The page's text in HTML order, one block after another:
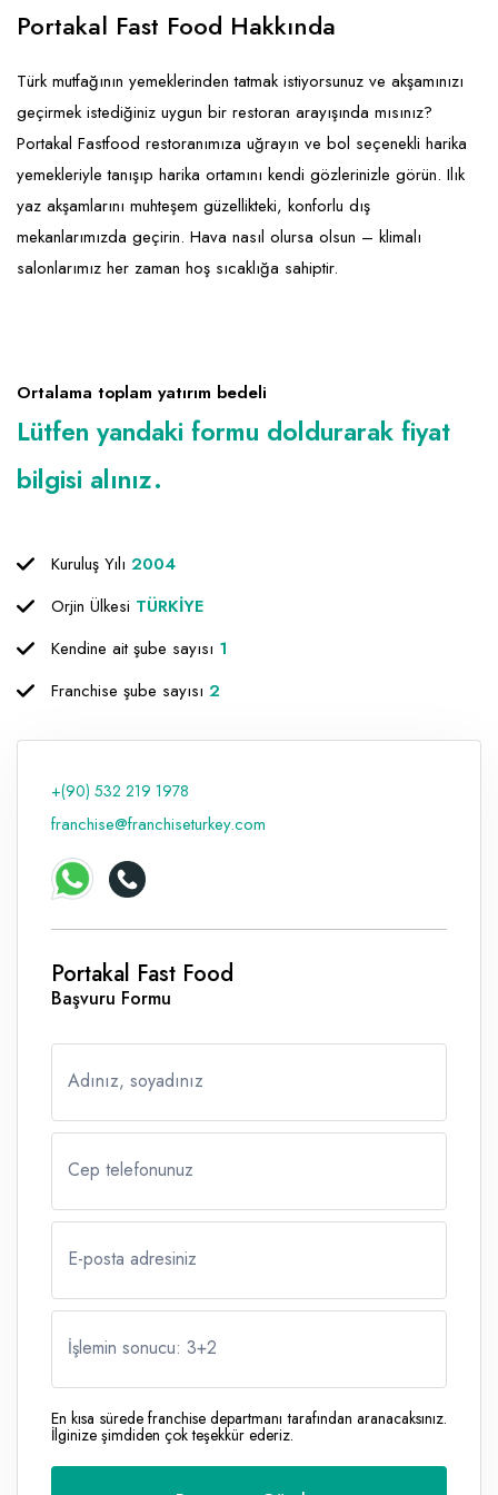
Sağlık Güzellik
Turizm - Eğlence
Mobilya ve Ev Tekstili
Oyuncak ve Hediyelik
Takı
Yapı Malzemesi - Hırdavat
Gıda ve Sarf Malzemeleri
Güvenlik - Temizlik
Giyim - Aksesuar
Hukuk - Marka - Patent ve Tercüme
Isıtma - Soğutma ve Havalandırma
Matbaa - Fotoğraf
Mobilya Dekorasyon
Proje - İnşaat ve Tesisat
Reklam - Tanıtım - PR ve İnternet
Seyahat - Rent A Car
Portakal Fast Food Hakkında
Türk mutfağının yemeklerinden tatmak istiyorsunuz ve akşamınızı
geçirmek istediğiniz uygun bir restoran arayışında mısınız?
Portakal Fastfood restoranımıza uğrayın ve bol seçenekli harika
yemekleriyle tanışıp harika ortamını kendi gözlerinizle görün. Ilık
yaz akşamlarını muhteşem güzellikteki, konforlu dış
mekanlarımızda geçirin. Hava nasıl olursa olsun – klimalı
salonlarımız her zaman hoş sıcaklığa sahiptir.
Ortalama toplam yatırım bedeli
Lütfen yandaki formu doldurarak fiyat
bilgisi alınız.
Kuruluş Yılı 2004
Orjin Ülkesi TÜRKİYE
Kendine ait şube sayısı 1
Franchise şube sayısı 2
+(90) 532 219 1978
franchise@franchiseturkey.com
Portakal Fast Food
Başvuru Formu
Adınız, soyadınız
Cep telefonunuz
E-posta adresiniz
İşlemin sonucu: 3+2
En kısa sürede franchise departmanı tarafından aranacaksınız.
İlginize şimdiden çok teşekkür ederiz.